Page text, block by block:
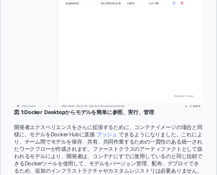
図 1:Docker Desktopからモデルを簡単に参照、実行、管理
開発者エクスペリエンスをさらに拡張するために、コンテナイメージの場合と同
様に、モデルをDocker Hubに直接 プッシュ できるようになりました。これによ
り、チーム間でモデルを保存、共有、共同作業するための一貫性のある統一され
たワークフローが作成されます。ファーストクラスのアーティファクトとして扱
われるモデルにより、開発者は、コンテナにすでに使用しているのと同じ信頼で
きるDockerツールを使用して、モデルをバージョン管理、配布、デプロイでき
るため、追加のインフラストラクチャやカスタムレジストリは必要ありません。